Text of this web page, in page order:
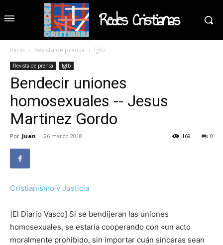
Redes Cristianas
Inicio Revista de prensa lgtb
Revista de prensa lgtb
Bendecir uniones
homosexuales -- Jesus
Martinez Gordo
Por Juan - 26 marzo 2018 0
169
Cristianismo y Justicia
[El Diario Vasco] Si se bendijeran las uniones
homosexuales, se estaría cooperando con «un acto
moralmente prohibido, sin importar cuán sinceras sean